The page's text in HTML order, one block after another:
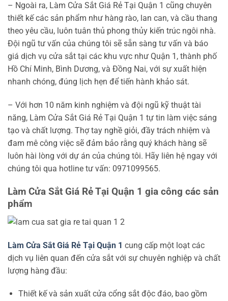
– Ngoài ra, Làm Cửa Sắt Giá Rẻ Tại Quận 1 cũng chuyên
thiết kế các sản phẩm như hàng rào, lan can, và cầu thang
theo yêu cầu, luôn tuân thủ phong thủy kiến trúc ngôi nhà.
Đội ngũ tư vấn của chúng tôi sẽ sẵn sàng tư vấn và báo
giá dịch vụ cửa sắt tại các khu vực như Quận 1, thành phố
Hồ Chí Minh, Bình Dương, và Đồng Nai, với sự xuất hiện
nhanh chóng, đúng lịch hẹn để tiến hành khảo sát.
– Với hơn 10 năm kinh nghiệm và đội ngũ kỹ thuật tài
năng, Làm Cửa Sắt Giá Rẻ Tại Quận 1 tự tin làm việc sáng
tạo và chất lượng. Thợ tay nghề giỏi, đầy trách nhiệm và
đam mê công việc sẽ đảm bảo rằng quý khách hàng sẽ
luôn hài lòng với dự án của chúng tôi. Hãy liên hệ ngay với
chúng tôi qua hotline tư vấn: 0971099565.
Làm Cửa Sắt Giá Rẻ Tại Quận 1 gia công các sản
phẩm
Làm Cửa Sắt Giá Rẻ Tại Quận 1 cung cấp một loạt các
dịch vụ liên quan đến cửa sắt với sự chuyên nghiệp và chất
lượng hàng đầu:
Thiết kế và sản xuất cửa cổng sắt độc đáo, bao gồm